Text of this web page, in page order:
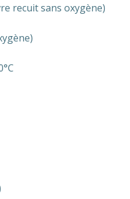
recuit sans oxygène)